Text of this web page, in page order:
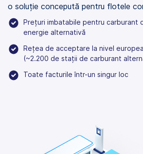
o soluție concepută pentru flotele
Prețuri imbatabile pentru carburant
energie alternativă
Rețea de acceptare la nivel
(~2.200 de stații de carburant
Toate facturile într-un singur loc